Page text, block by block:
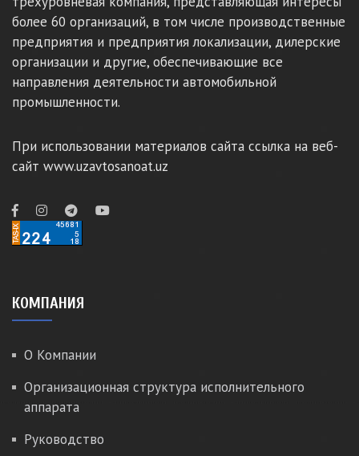
более 60 организаций, в том числе производственные
предприятия и предприятия локализации, дилерские
организации и другие, обеспечивающие все
направления деятельности автомобильной
промышленности.
При использовании материалов сайта ссылка на веб-
сайт www.uzavtosanoat.uz
КОМПАНИЯ
О Компании
Организационная структура исполнительного
аппарата
Руководство